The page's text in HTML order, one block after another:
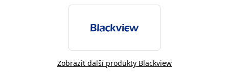
Zobrazit další produkty Blackview